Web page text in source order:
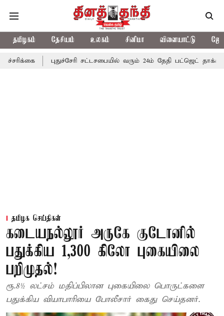
தமிழகம் தேசியம் உலகம் சினிமா விளையாட்டு
புதுச்சேரி சட்டசபையில் வரும் 24ம் தேதி பட்ஜெட் தாக்கல்
தமிழக செய்திகள்
கடையநல்லூர் அருகே குடோனில்
பதுக்கிய 1,300 கிலோ புகையிலை
பறிமுதல்!
ரூ.8½ லட்சம் மதிப்பிலான புகையிலை பொருட்களை
பதுக்கிய வியாபாரியை போலீசார் கைது செய்தனர்.